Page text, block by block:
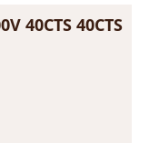
40CTS 40CTS